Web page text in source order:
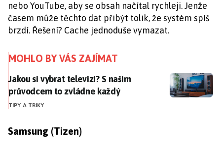
nebo YouTube, aby se obsah načítal rychleji. Jenže
časem může těchto dat přibýt tolik, že systém spíš
brzdí. Řešení? Cache jednoduše vymazat.
MOHLO BY VÁS ZAJÍMAT
Jakou si vybrat televizi? S naším průvodcem to
Jakou si vybrat televizi? S naším
průvodcem to zvládne každý
TIPY A TRIKY
Samsung (Tizen)